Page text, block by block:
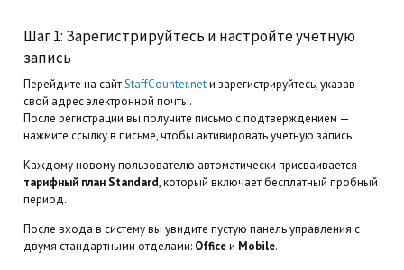
Шаг 1: Зарегистрируйтесь и настройте учетную
запись
Перейдите на сайтStaffCounter.netи зарегистрируйтесь, указав
свой адрес электронной почты.
После регистрации вы получите письмо с подтверждением —
нажмите ссылку в письме, чтобы активировать учетную запись.
Каждому новому пользователю автоматически присваивается
тарифный план Standard, который включает бесплатный пробный
период.
После входа в систему вы увидите пустую панель управления с
двумя стандартными отделами: Officeи Mobile.